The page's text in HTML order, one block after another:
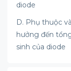
diode
D. Phụ thuộc
hưởng đến
sinh của diode